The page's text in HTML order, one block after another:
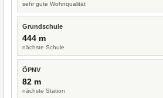
sehr gute Wohnqualität
Grundschule
444 m
nächste Schule
ÖPNV
82 m
nächste Station